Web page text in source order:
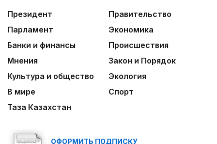
Президент
Правительство
Парламент
Экономика
Банки и финансы
Происшествия
Мнения
Закон и Порядок
Культура и общество
Экология
В мире
Спорт
Таза Казахстан
ОФОРМИТЬ ПОДПИСКУ